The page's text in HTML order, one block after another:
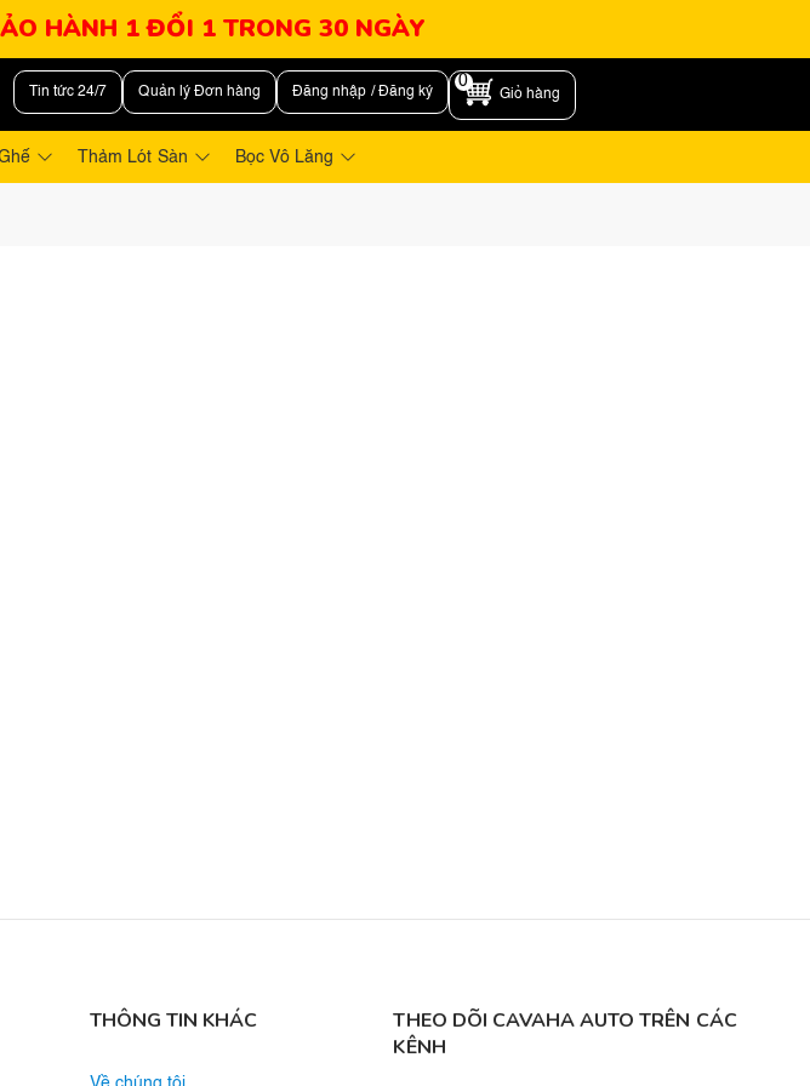
HÀNH 1 ĐỔI 1 TRONG 30 NGÀY
Tin tức 24/7 Quản lý Đơn hàng Đăng nhập / Đăng ký
0
Giỏ hàng
Thảm Lót Sàn Bọc Vô Lăng
THÔNG TIN KHÁC
THEO DÕI CAVAHA AUTO TRÊN CÁC
KÊNH